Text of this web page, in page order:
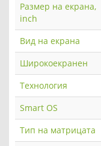
Размер на екрана,
inch
Вид на екрана
Широкоекранен
Технология
Smart OS
Тип на матрицата